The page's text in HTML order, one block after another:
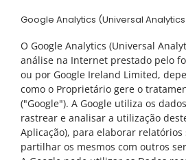
Google Analytics (Universal
O Google Analytics (Universal
análise na Internet prestado pelo
ou por Google Ireland Limited,
como o Proprietário gere o
("Google"). A Google utiliza os
rastrear e analisar a utilização
Aplicação), para elaborar
partilhar os mesmos com outros